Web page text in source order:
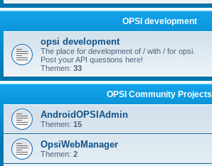
OPSI development
opsi development
The place for development of / with / for opsi.
Post your API questions here!
Themen: 33
OPSI Community Projects
AndroidOPSIAdmin
Themen: 15
OpsiWebManager
Themen: 2